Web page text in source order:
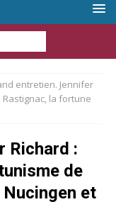
entretien. Jennifer
Rastignac, la fortune
Richard :
de
et